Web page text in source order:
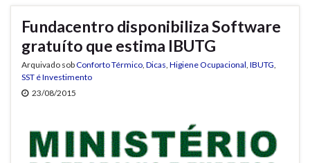
Fundacentro disponibiliza Software
gratuíto que estima IBUTG
Arquivado sobConforto Térmico Dicas Higiene Ocupacional IBUTG
SST é Investimento
23/08/2015